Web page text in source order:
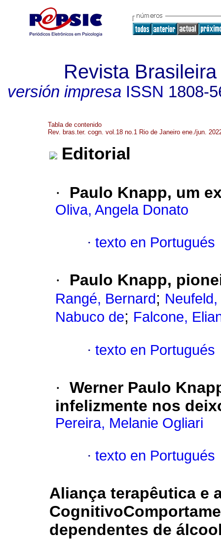
Revista
versión impresaISSN 1808-
Tabla de contenido
Rev. bras.ter. cogn. vol.18 no.1 Rio de Janeiro ene./jun.
Editorial
· Paulo Knapp, um
Oliva, Angela Donato
· texto en Portugués
· Paulo Knapp,
Rangé, Bernard ;
Nabuco de; Falcone,
· texto en Portugués
· Werner Paulo
infelizmente nos
Pereira, Melanie Ogliari
· texto en Portugués
Aliança terapêutica e
dependentes de